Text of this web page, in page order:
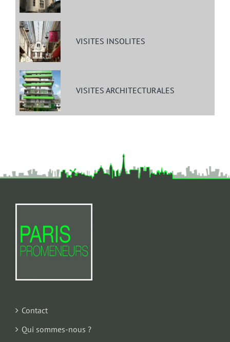
VISITES INSOLITES
VISITES ARCHITECTURALES
Contact
Qui sommes-nous ?